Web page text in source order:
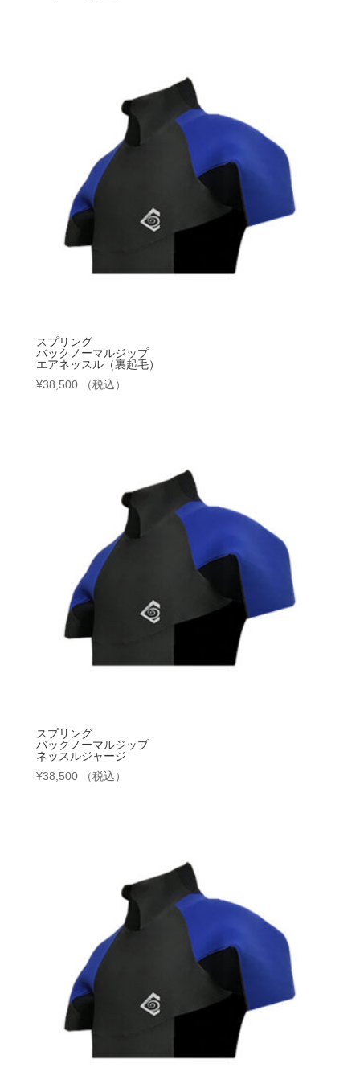
スプリング
バックノーマルジップ
エアネッスル（裏起毛）
¥38,500 （税込）
スプリング
バックノーマルジップ
ネッスルジャージ
¥38,500 （税込）